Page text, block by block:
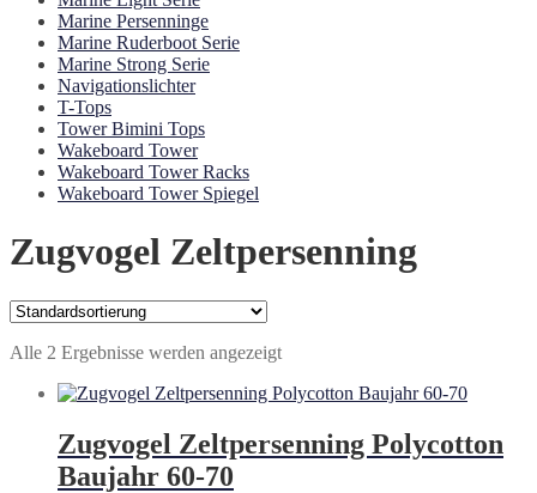
Marine Persenninge
Marine Ruderboot Serie
Marine Strong Serie
Navigationslichter
T-Tops
Tower Bimini Tops
Wakeboard Tower
Wakeboard Tower Racks
Wakeboard Tower Spiegel
Zugvogel Zeltpersenning
Alle 2 Ergebnisse werden angezeigt
Zugvogel Zeltpersenning Polycotton
Baujahr 60-70